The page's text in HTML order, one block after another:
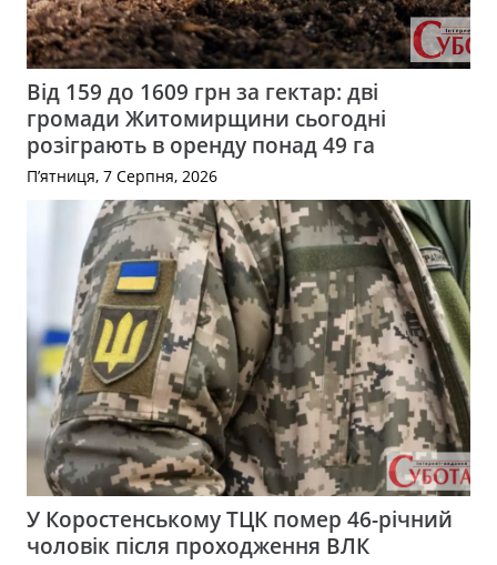
Від 159 до 1609 грн за гектар: дві
громади Житомирщини сьогодні
розіграють в оренду понад 49 га
П’ятниця, 7 Серпня, 2026
У Коростенському ТЦК помер 46-річний
чоловік після проходження ВЛК